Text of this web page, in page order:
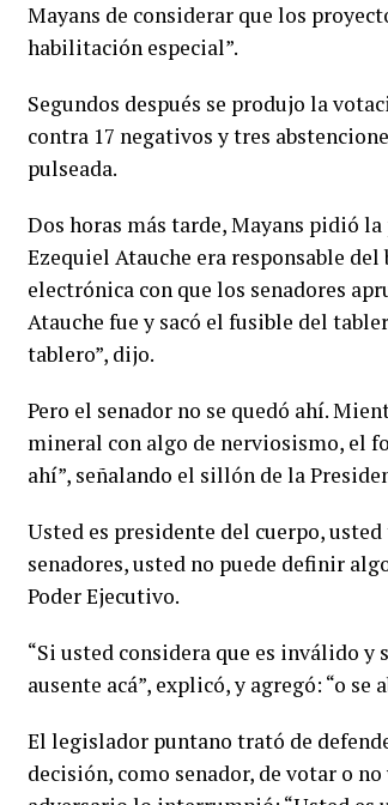
Mayans de considerar que los
habilitación especial”.
Segundos después se produjo la
contra 17 negativos y tres
pulseada.
Dos horas más tarde, Mayans pidió
Ezequiel Atauche era responsable
electrónica con que los senadores
Atauche fue y sacó el fusible del
tablero”, dijo.
Pero el senador no se quedó ahí.
mineral con algo de nerviosismo, el
ahí”, señalando el sillón de la
Usted es presidente del cuerpo,
senadores, usted no puede definir
Poder Ejecutivo.
“Si usted considera que es inválido y
ausente acá”, explicó, y agregó: “o se
El legislador puntano trató de
decisión, como senador, de votar o